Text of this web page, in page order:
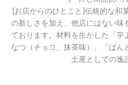
[お店からのひとこと]伝統的な和
の新しさを加え、他店にはない味
ております。材料を生かした「芋
なつ（チョコ、抹茶味）、「ばん
土産としての逸